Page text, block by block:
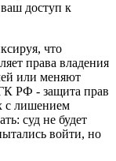
доступ к
что
права владения
или меняют
РФ - защита прав
с лишением
суд не будет
войти, но